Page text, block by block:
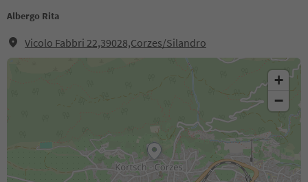
Albergo Rita
Vicolo Fabbri 22,39028,Corzes/Silandro
+
−